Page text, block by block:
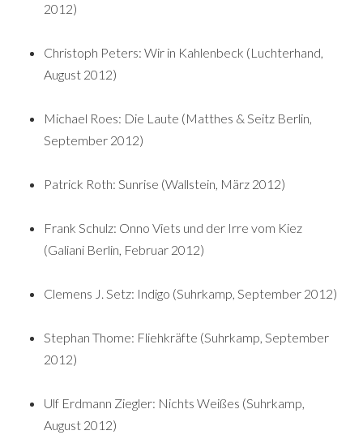
2012)
Christoph Peters: Wir in Kahlenbeck (Luchterhand,
August 2012)
Michael Roes: Die Laute (Matthes & Seitz Berlin,
September 2012)
Patrick Roth: Sunrise (Wallstein, März 2012)
Frank Schulz: Onno Viets und der Irre vom Kiez
(Galiani Berlin, Februar 2012)
Clemens J. Setz: Indigo (Suhrkamp, September 2012)
Stephan Thome: Fliehkräfte (Suhrkamp, September
2012)
Ulf Erdmann Ziegler: Nichts Weißes (Suhrkamp,
August 2012)